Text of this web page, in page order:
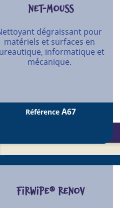
NET-MOUSS
dégraissant pour
matériels et surfaces en
informatique et
mécanique.
Référence A67
FIRWIPE® RENOV